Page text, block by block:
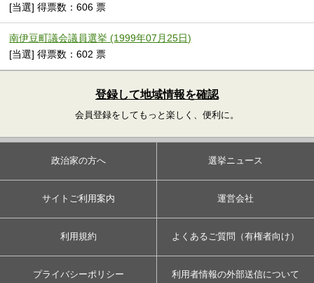
[当選] 得票数：606 票
南伊豆町議会議員選挙 (1999年07月25日)
[当選] 得票数：602 票
登録して地域情報を確認
会員登録をしてもっと楽しく、便利に。
政治家の方へ 選挙ニュース
サイトご利用案内 運営会社
利用規約 よくあるご質問（有権者向け）
プライバシーポリシー 利用者情報の外部送信について